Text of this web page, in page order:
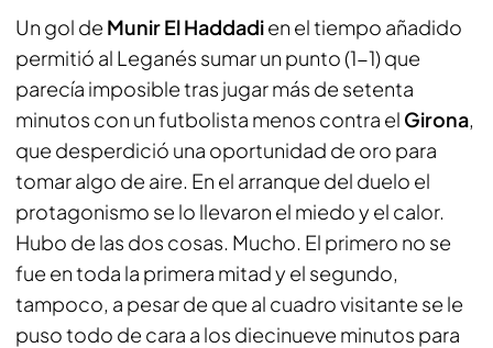
Un gol de Munir El Haddadien el tiempo añadido
permitió al Leganés sumar un punto (1-1) que
parecía imposible tras jugar más de setenta
minutos con un futbolista menos contra el Girona,
que desperdició una oportunidad de oro para
tomar algo de aire. En el arranque del duelo el
protagonismo se lo llevaron el miedo y el calor.
Hubo de las dos cosas. Mucho. El primero no se
fue en toda la primera mitad y el segundo,
tampoco, a pesar de que al cuadro visitante se le
puso todo de cara a los diecinueve minutos para